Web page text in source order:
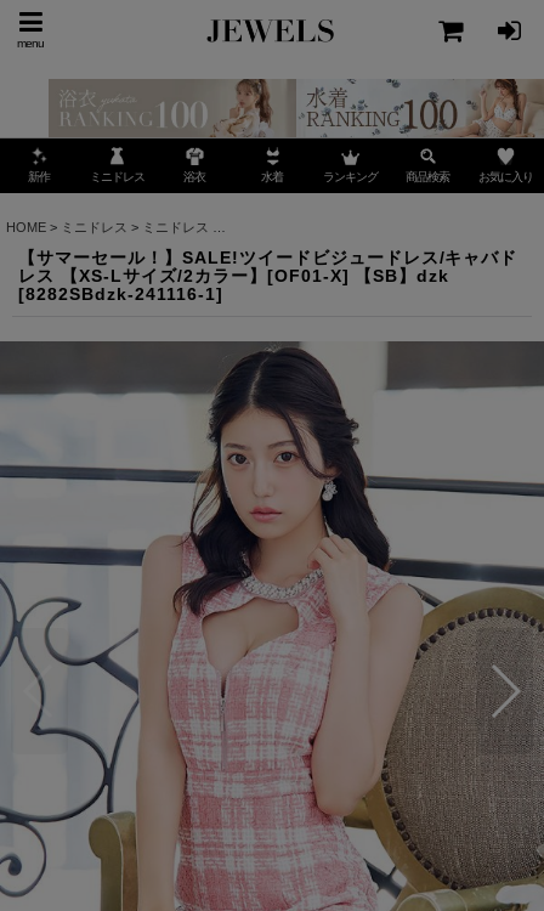
menu
新作 ミニドレス 浴衣 水着 ランキング 商品検索 お気に入り
HOME > ミニドレス > ミニドレス
【サマーセール！】SALE!ツイードビジュードレス/キャバド
レス 【XS-Lサイズ/2カラー】[OF01-X] 【SB】dzk
[8282SBdzk-241116-1]